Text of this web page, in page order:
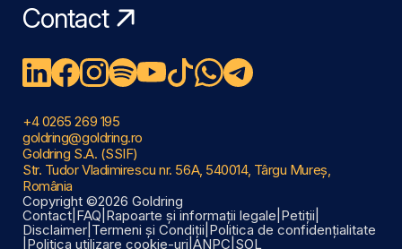
Contact
+4 0265 269 195
goldring@goldring.ro
Goldring S.A. (SSIF)
Str. Tudor Vladimirescu nr. 56A, 540014, Târgu Mureș,
România
Copyright ©2026 Goldring
Contact FAQ Rapoarte și informații legale Petiții
Disclaimer Termeni și Condiții Politica de confidențialitate
Politica utilizare cookie-uri ANPC SOL